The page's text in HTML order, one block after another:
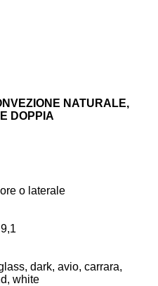
NATURALE,
DOPPIA
o laterale
dark, avio, carrara,
white